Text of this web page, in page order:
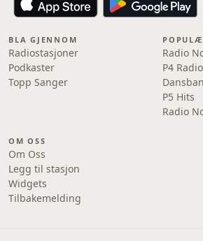
BLA GJENNOM
Radiostasjoner
Podkaster
Topp Sanger
Radio
P4
P5 Hits
Radio
OM OSS
Om Oss
Legg til stasjon
Widgets
Tilbakemelding